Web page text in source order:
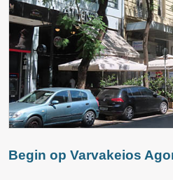
Begin op Varvakeios